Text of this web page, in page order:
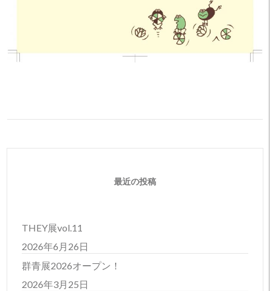
最近の投稿
THEY展vol.11
2026年6月26日
群青展2026オープン！
2026年3月25日